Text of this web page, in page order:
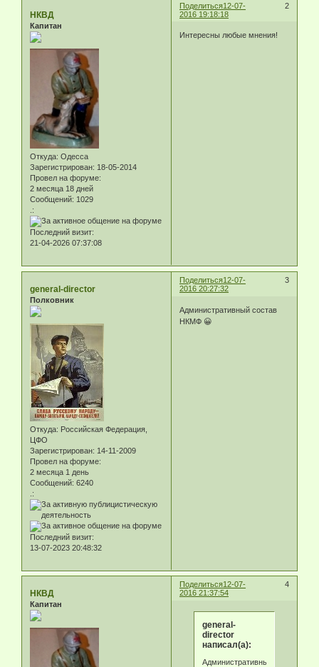
Поделиться 2
12-07-
2016 19:18:18
НКВД
Капитан
Откуда: Одесса
Зарегистрирован: 18-05-2014
Провел на форуме:
2 месяца 18 дней
Сообщений: 1029
.:
Последний визит:
21-04-2026 07:37:08
Интересны любые мнения!
Поделиться 3
12-07-
2016 20:27:32
general-director
Полковник
Откуда: Российская Федерация,
ЦФО
Зарегистрирован: 14-11-2009
Провел на форуме:
2 месяца 1 день
Сообщений: 6240
.:
Последний визит:
13-07-2023 20:48:32
Административный состав
НКМФ 😀
Поделиться 4
12-07-
2016 21:37:54
НКВД
Капитан
general-
director
написал(а):
Административный